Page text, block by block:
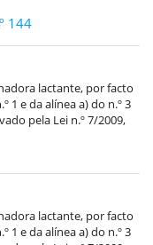
144
lactante, por facto
1 e da alínea a) do n.º 3
pela Lei n.º 7/2009,
lactante, por facto
1 e da alínea a) do n.º 3